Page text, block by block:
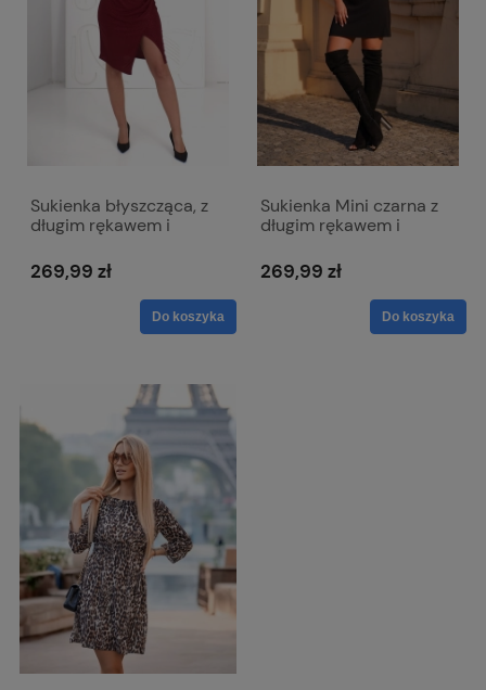
Sukienka błyszcząca, z
długim rękawem i
Elena bordowa
269,99 zł
Do koszyka
Sukienka Mini czarna z
długim rękawem i
Emma
269,99 zł
Do koszyka